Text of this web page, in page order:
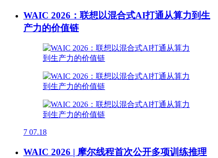
WAIC 2026：联想以混合式AI打通从算力到生
产力的价值链
7 07.18
WAIC 2026 | 摩尔线程首次公开多项训练推理